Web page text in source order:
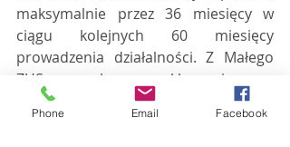
maksymalnie przez 36 miesięcy w
ciągu kolejnych 60 miesięcy
prowadzenia działalności. Z Małego
ZUS-u plus wykluczeni są
przedsiębiorcy, którzy w poprzednim
roku rozliczali się w formie karty
Phone Email Facebook